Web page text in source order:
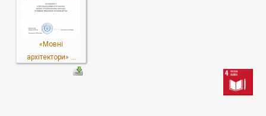
«Мовні
архітектори» ...